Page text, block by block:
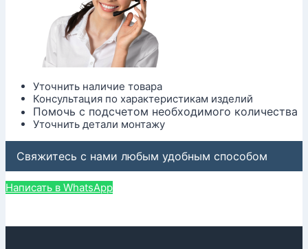
Уточнить наличие товара
Консультация по характеристикам изделий
Помочь с подсчетом необходимого количества
Уточнить детали монтажу
Свяжитесь с нами любым удобным способом
Написать в WhatsApp